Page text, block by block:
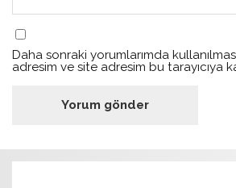
Daha sonraki yorumlarımda
adresim ve site adresim bu tarayıcıya